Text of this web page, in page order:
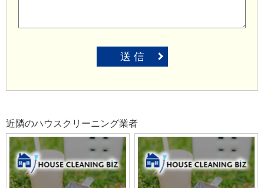
送 信
近隣のハウスクリーニング業者